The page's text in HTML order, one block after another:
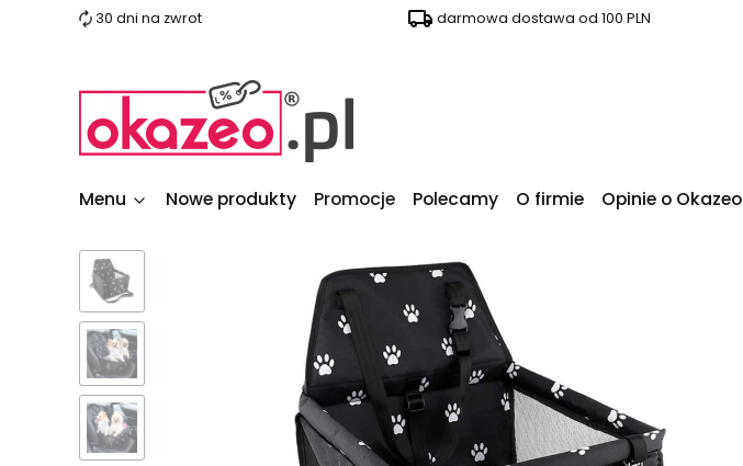
30 dni na zwrot darmowa dostawa od 100 PLN
Menu Nowe produkty Promocje Polecamy O firmie Opinie o Okazeo